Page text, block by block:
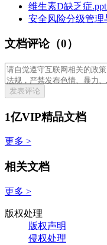
维生素D缺乏症
安全风险分级管理
文档评论（0）
发表评论
1亿VIP精品文档
更多 >
相关文档
更多 >
版权处理
版权声明
侵权处理